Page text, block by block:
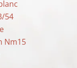
54
Nm15